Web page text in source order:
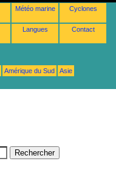
Météo marine Cyclones
Langues Contact
Amérique du Sud
Asie